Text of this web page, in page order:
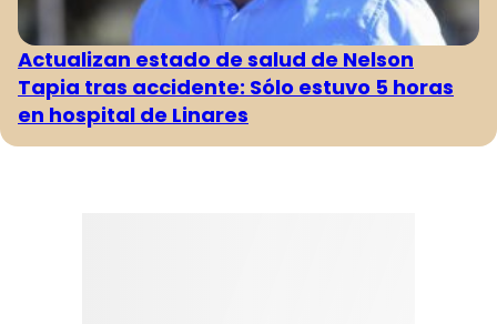
Actualizan estado de salud de Nelson
Tapia tras accidente: Sólo estuvo 5 horas
en hospital de Linares